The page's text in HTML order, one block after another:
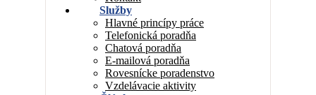
Služby
Hlavné princípy práce
Telefonická poradňa
Chatová poradňa
E-mailová poradňa
Rovesnícke poradenstvo
Vzdelávacie aktivity